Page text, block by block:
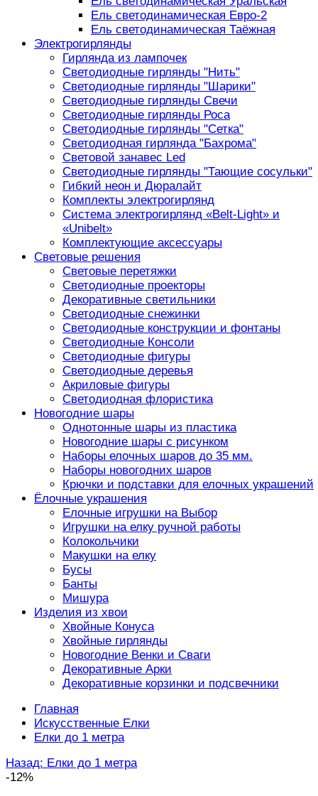
Ель светодинамическая Евро-2
Ель светодинамическая Таёжная
Электрогирлянды
Гирлянда из лампочек
Светодиодные гирлянды "Нить"
Светодиодные гирлянды "Шарики"
Светодиодные гирлянды Свечи
Светодиодные гирлянды Роса
Светодиодные гирлянды "Сетка"
Светодиодная гирлянда "Бахрома"
Световой занавес Led
Светодиодные гирлянды "Тающие сосульки"
Гибкий неон и Дюралайт
Комплекты электрогирлянд
Система электрогирлянд «Belt-Light» и
«Unibelt»
Комплектующие аксессуары
Световые решения
Световые перетяжки
Светодиодные проекторы
Декоративные светильники
Светодиодные снежинки
Светодиодные конструкции и фонтаны
Светодиодные Консоли
Светодиодные фигуры
Светодиодные деревья
Акриловые фигуры
Светодиодная флористика
Новогодние шары
Однотонные шары из пластика
Новогодние шары с рисунком
Наборы елочных шаров до 35 мм.
Наборы новогодних шаров
Крючки и подставки для елочных украшений
Ёлочные украшения
Елочные игрушки на Выбор
Игрушки на елку ручной работы
Колокольчики
Макушки на елку
Бусы
Банты
Мишура
Изделия из хвои
Хвойные Конуса
Хвойные гирлянды
Новогодние Венки и Сваги
Декоративные Арки
Декоративные корзинки и подсвечники
Главная
Искусственные Елки
Елки до 1 метра
Назад: Елки до 1 метра
-12%